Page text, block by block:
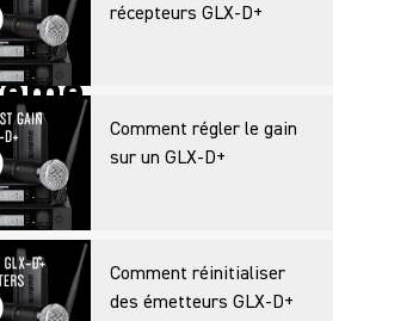
récepteurs GLX-D+
Comment régler le gain
sur un GLX-D+
Comment réinitialiser
des émetteurs GLX-D+
parti
fil
démonstration des
accessoires associés,
à être opérationnel.